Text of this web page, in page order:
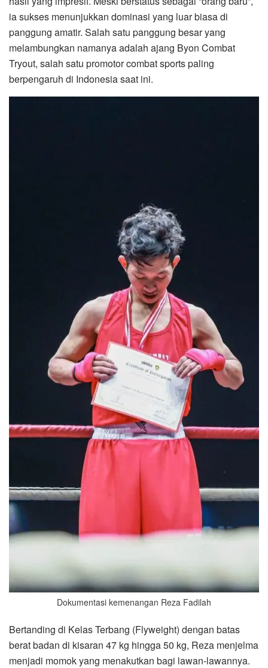
ia sukses menunjukkan dominasi yang luar biasa di
panggung amatir. Salah satu panggung besar yang
melambungkan namanya adalah ajang Byon Combat
Tryout, salah satu promotor combat sports paling
berpengaruh di Indonesia saat ini.
Dokumentasi kemenangan Reza Fadilah
​Bertanding di Kelas Terbang (Flyweight) dengan batas
berat badan di kisaran 47 kg hingga 50 kg, Reza menjelma
menjadi momok yang menakutkan bagi lawan-lawannya.